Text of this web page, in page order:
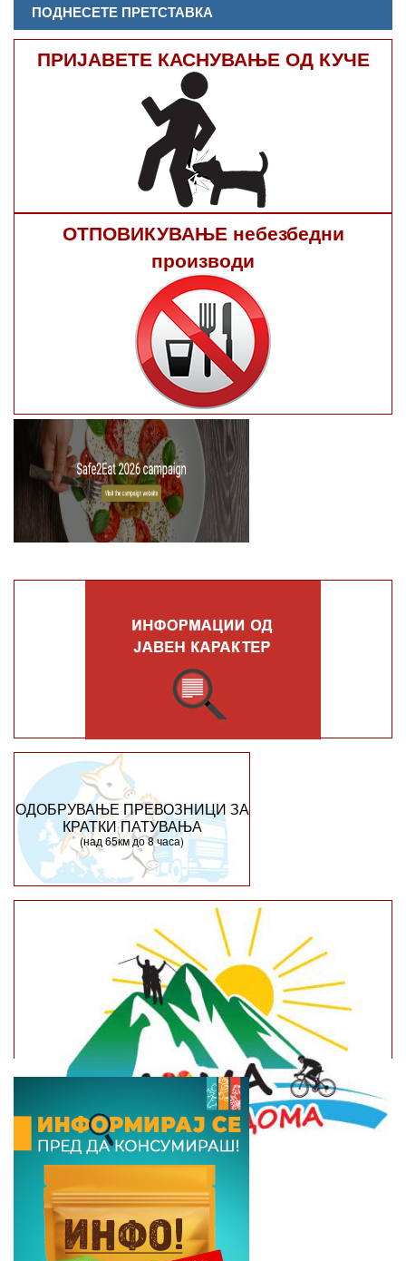
ПОДНЕСЕТЕ ПРЕТСТАВКА
ПРИЈАВЕТЕ КАСНУВАЊЕ ОД КУЧЕ
ОТПОВИКУВАЊЕ небезбедни
производи
ОДОБРУВАЊЕ ПРЕВОЗНИЦИ ЗА
КРАТКИ ПАТУВАЊА
(над 65км до 8 часа)